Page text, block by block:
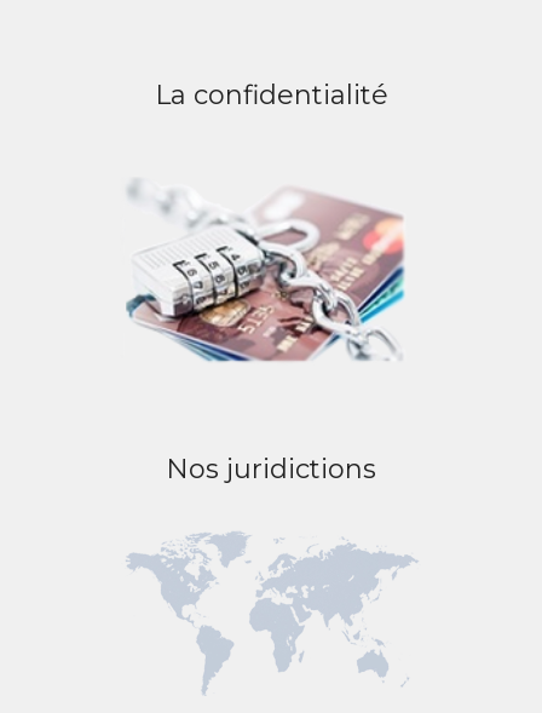
La confidentialité
Nos juridictions